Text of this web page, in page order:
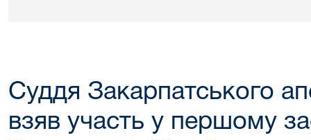
Суддя Закарпатського
взяв участь у першому